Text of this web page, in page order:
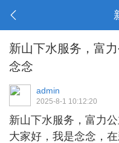
新山下水服务，富
念念
admin
2025-8-1 10:12:20
新山下水服务，富力
大家好，我是念念，